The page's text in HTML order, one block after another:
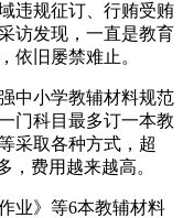
规征订、行贿受贿
访发现，一直是教育
依旧屡禁难止。
小学教辅材料规范
门科目最多订一本教
采取各种方式，超
，费用越来越高。
》等6本教辅材料